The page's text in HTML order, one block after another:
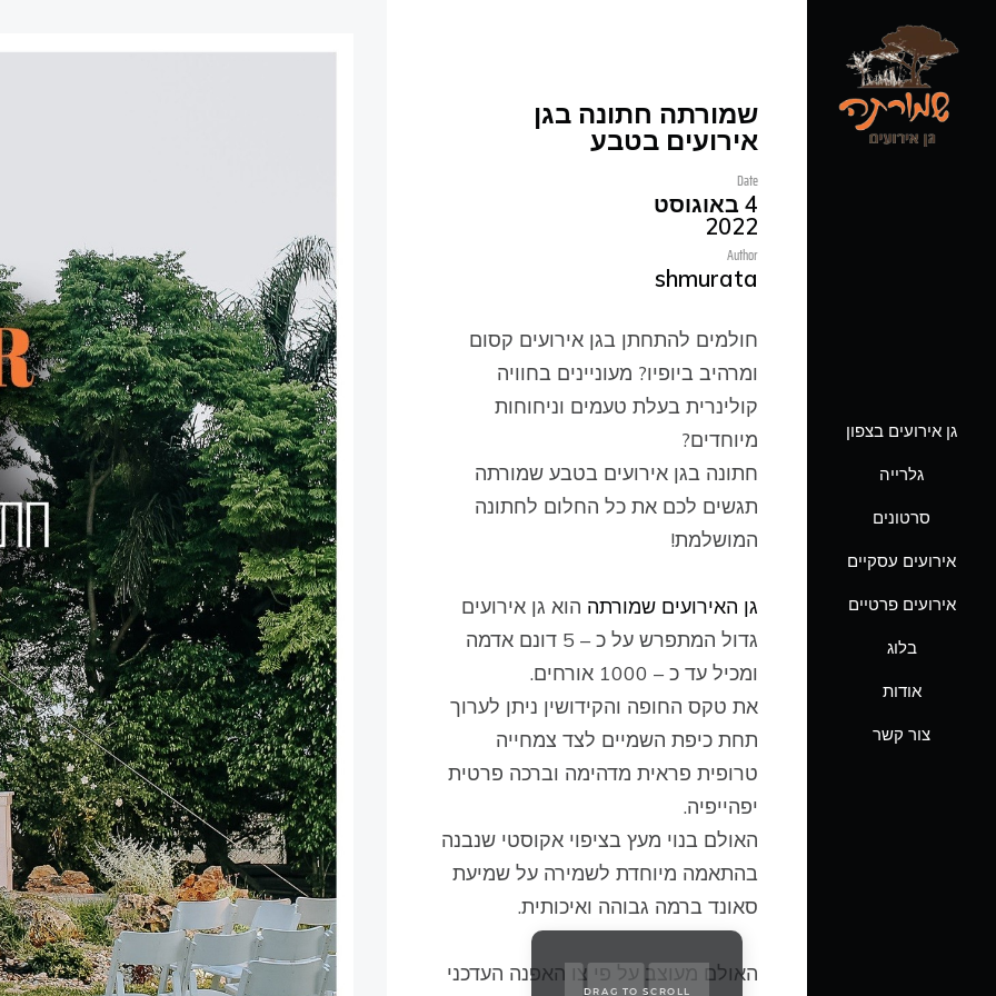
גן אירועים בצפון
גלרייה
סרטונים
אירועים עסקיים
אירועים פרטיים
בלוג
אודות
צור קשר
שמורתה חתונה בגן
אירועים בטבע
Date
4 באוגוסט
2022
Author
shmurata
חולמים להתחתן בגן אירועים קסום
ומרהיב ביופיו? מעוניינים בחוויה
קולינרית בעלת טעמים וניחוחות
מיוחדים?
חתונה בגן אירועים בטבע שמורתה
תגשים לכם את כל החלום לחתונה
המושלמת!
גן האירועים שמורתה הוא גן אירועים
גדול המתפרש על כ – 5 דונם אדמה
ומכיל עד כ – 1000 אורחים.
את טקס החופה והקידושין ניתן לערוך
תחת כיפת השמיים לצד צמחייה
טרופית פראית מדהימה וברכה פרטית
יפהייפיה.
האולם בנוי מעץ בציפוי אקוסטי שנבנה
בהתאמה מיוחדת לשמירה על שמיעת
סאונד ברמה גבוהה ואיכותית.
האולם מעוצב על פי צו האפנה העדכני
ארכיונים
גן אירועים בצפון
סרטונים
אירועים עסקיים
DRAG TO SCROLL